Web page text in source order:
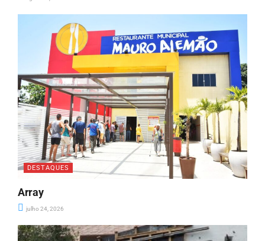
DESTAQUES
Array
julho 24, 2026